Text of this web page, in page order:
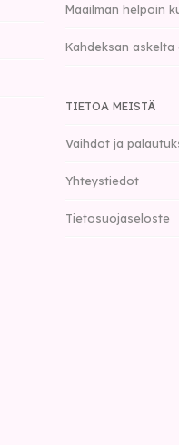
Maailman helpoin
Kahdeksan
TIETOA MEISTÄ
Vaihdot ja
Yhteystiedot
Tietosuojaseloste